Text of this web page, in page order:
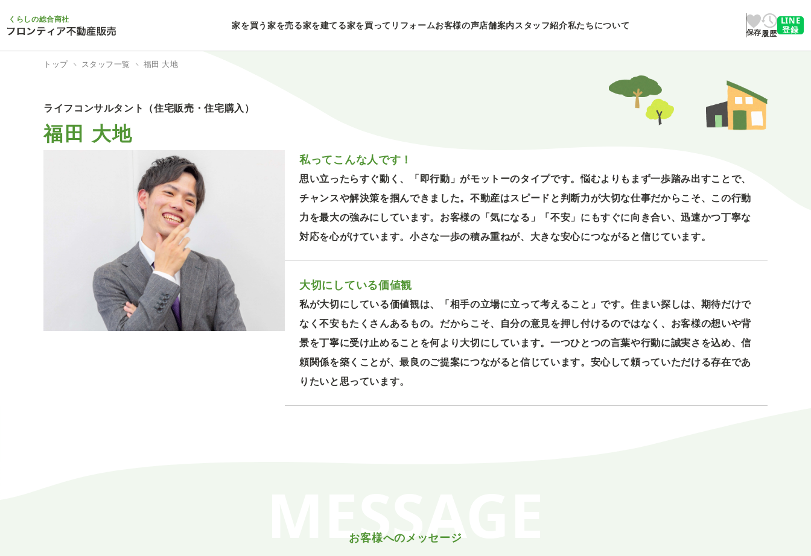
くらしの総合商社
家を買う 家を売る家を建てる家を買ってリフォームお客様の声店舗案内スタッフ紹介私たちについて
保存履歴
LINE
登録
トップ スタッフ一覧 福田 大地
福田 大地
ライフコンサルタント（住宅販売・住宅購入）
私ってこんな人です！
思い立ったらすぐ動く、「即行動」がモットーのタイプです。悩むよりもまず一歩踏み出すことで、
チャンスや解決策を掴んできました。不動産はスピードと判断力が大切な仕事だからこそ、この行動
力を最大の強みにしています。お客様の「気になる」「不安」にもすぐに向き合い、迅速かつ丁寧な
対応を心がけています。小さな一歩の積み重ねが、大きな安心につながると信じています。
大切にしている価値観
私が大切にしている価値観は、「相手の立場に立って考えること」です。住まい探しは、期待だけで
なく不安もたくさんあるもの。だからこそ、自分の意見を押し付けるのではなく、お客様の想いや背
景を丁寧に受け止めることを何より大切にしています。一つひとつの言葉や行動に誠実さを込め、信
頼関係を築くことが、最良のご提案につながると信じています。安心して頼っていただける存在であ
りたいと思っています。
MESSAGE
お客様へのメッセージ